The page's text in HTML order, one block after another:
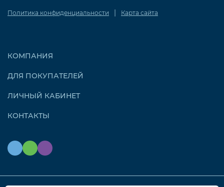
Политика конфиденциальности | Карта сайта
КОМПАНИЯ
ДЛЯ ПОКУПАТЕЛЕЙ
ЛИЧНЫЙ КАБИНЕТ
КОНТАКТЫ